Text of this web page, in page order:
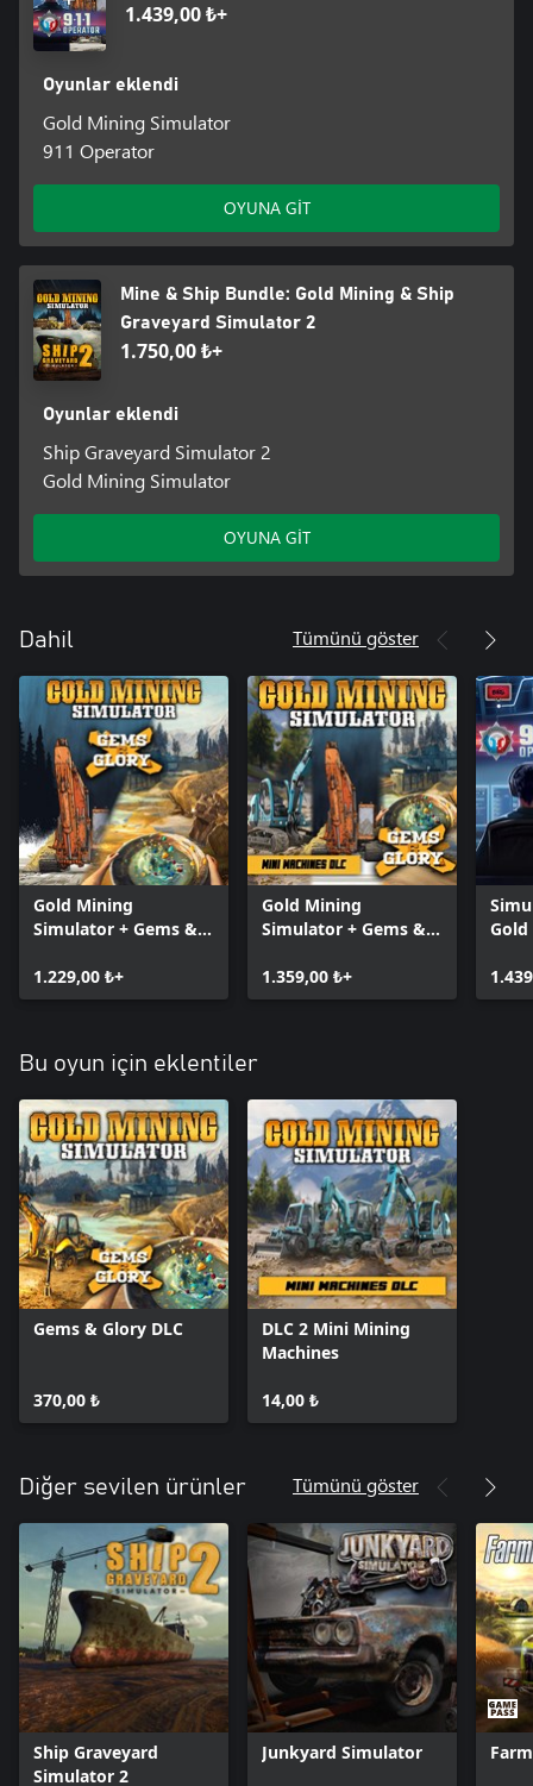
1.439,00 ₺+
Oyunlar eklendi
Gold Mining Simulator
911 Operator
OYUNA GİT
Mine & Ship Bundle: Gold Mining & Ship
Graveyard Simulator 2
1.750,00 ₺+
Oyunlar eklendi
Ship Graveyard Simulator 2
Gold Mining Simulator
OYUNA GİT
Dahil Tümünü göster
Gold Mining
Simulator + Gems &
1.229,00 ₺+
Gold Mining
Simulator + Gems &
Mining Machines DLC
1.359,00 ₺+
Bu oyun için eklentiler
Gems & Glory DLC
370,00 ₺
DLC 2 Mini Mining
Machines
14,00 ₺
Diğer sevilen ürünler Tümünü göster
Ship Graveyard
Simulator 2
Junkyard Simulator